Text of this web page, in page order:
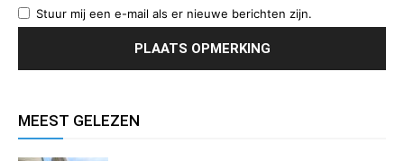
Stuur mij een e-mail als er nieuwe berichten zijn.
MEEST GELEZEN